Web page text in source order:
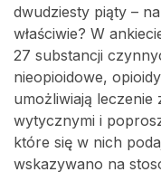
dwudziesty piąty –
właściwie? W
27 substancji
nieopioidowe,
umożliwiają leczenie
wytycznymi i
które się w nich
wskazywano na